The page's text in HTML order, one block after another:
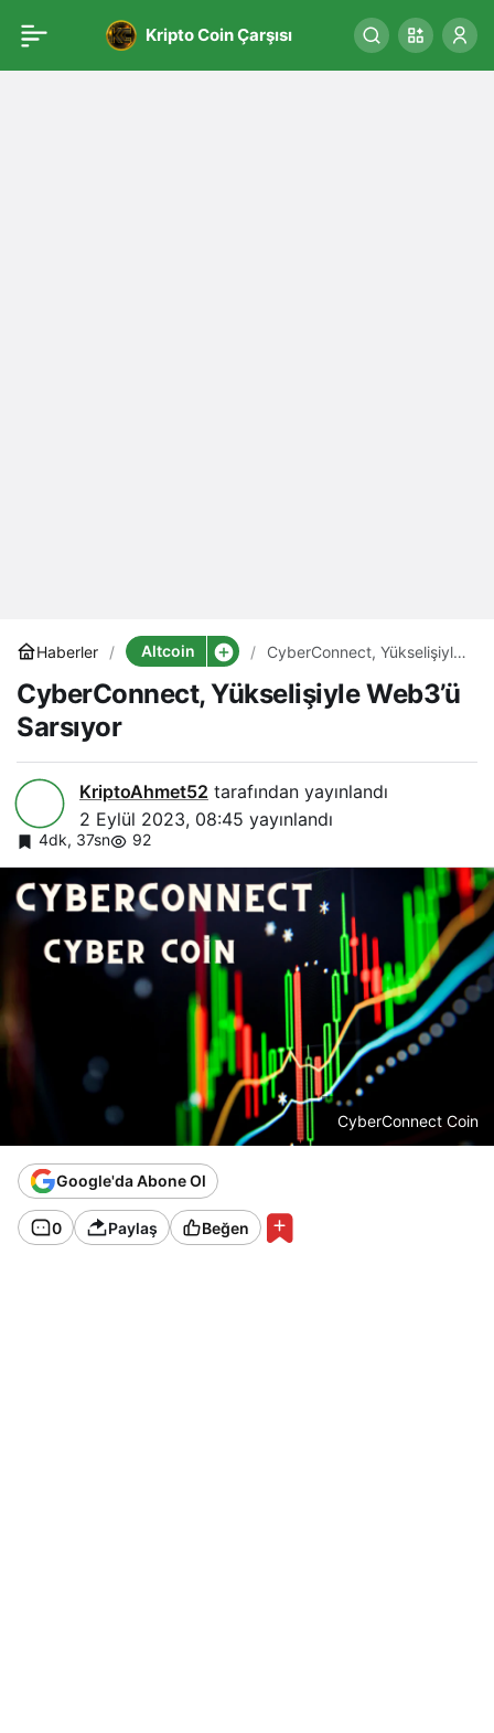
Kripto Coin Çarşısı
Haberler Altcoin
CyberConnect, Yükselişiyle
CyberConnect, Yükselişiyle Web3’ü
Sarsıyor
KriptoAhmet52 tarafından yayınlandı
2 Eylül 2023, 08:45 yayınlandı
4dk, 37sn 92
CyberConnect Coin
Google'da Abone Ol
0 Paylaş Beğen